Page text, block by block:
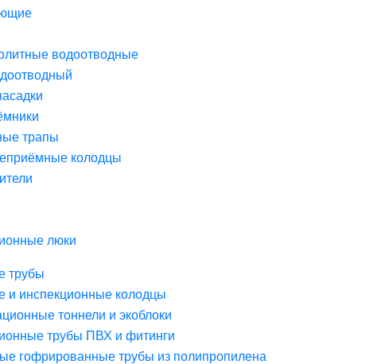
водоотводные
трапы
колодцы
люки
трубы
и инспекционные колодцы
тоннели и экоблоки
трубы ПВХ и фитинги
гофрированные трубы из полипропилена